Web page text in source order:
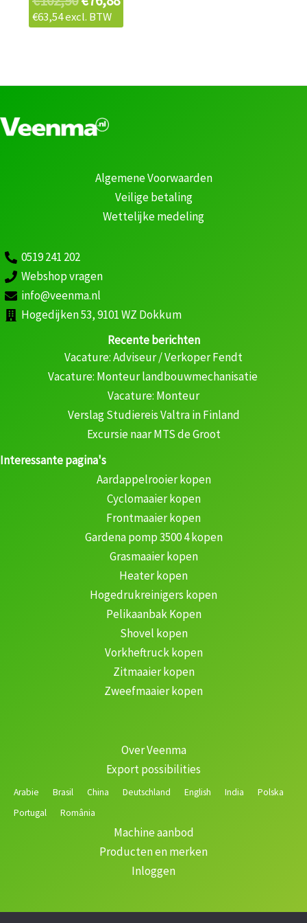
€63,54excl. BTW
Algemene Voorwaarden
Veilige betaling
Wettelijke medeling
0519 241 202
Webshop vragen
info@veenma.nl
Hogedijken 53, 9101 WZ Dokkum
Recente berichten
Vacature: Adviseur / Verkoper Fendt
Vacature: Monteur landbouwmechanisatie
Vacature: Monteur
Verslag Studiereis Valtra in Finland
Excursie naar MTS de Groot
Interessante pagina's
Aardappelrooier kopen
Cyclomaaier kopen
Frontmaaier kopen
Gardena pomp 3500 4 kopen
Grasmaaier kopen
Heater kopen
Hogedrukreinigers kopen
Pelikaanbak Kopen
Shovel kopen
Vorkheftruck kopen
Zitmaaier kopen
Zweefmaaier kopen
Over Veenma
Export possibilities
Arabie Brasil China Deutschland English India
Polska
Portugal
România
Machine aanbod
Producten en merken
Inloggen